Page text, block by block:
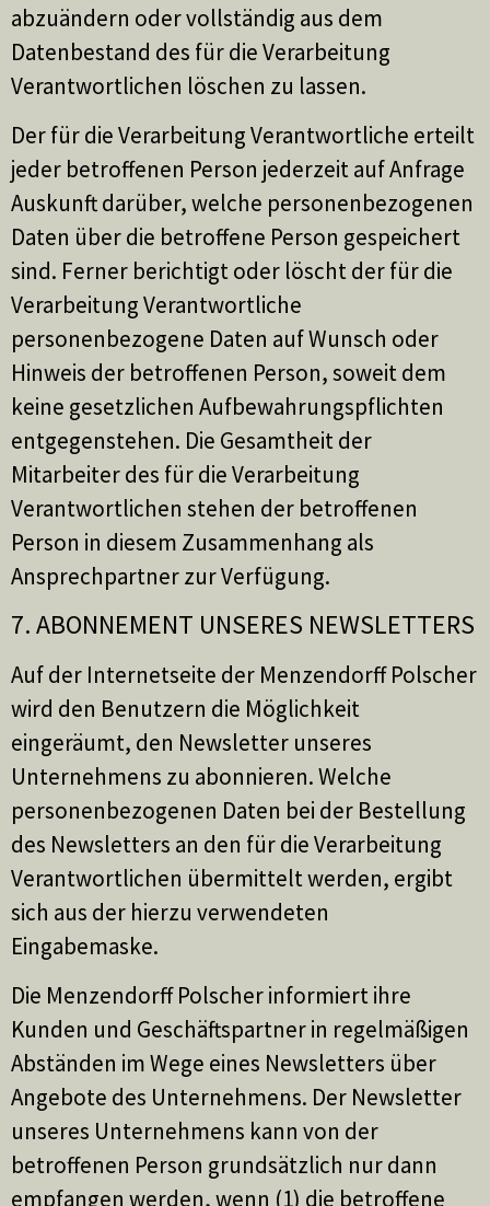
abzuändern oder vollständig aus dem
Datenbestand des für die Verarbeitung
Verantwortlichen löschen zu lassen.
Der für die Verarbeitung Verantwortliche erteilt
jeder betroffenen Person jederzeit auf Anfrage
Auskunft darüber, welche personenbezogenen
Daten über die betroffene Person gespeichert
sind. Ferner berichtigt oder löscht der für die
Verarbeitung Verantwortliche
personenbezogene Daten auf Wunsch oder
Hinweis der betroffenen Person, soweit dem
keine gesetzlichen Aufbewahrungspflichten
entgegenstehen. Die Gesamtheit der
Mitarbeiter des für die Verarbeitung
Verantwortlichen stehen der betroffenen
Person in diesem Zusammenhang als
Ansprechpartner zur Verfügung.
7. ABONNEMENT UNSERES NEWSLETTERS
Auf der Internetseite der Menzendorff Polscher
wird den Benutzern die Möglichkeit
eingeräumt, den Newsletter unseres
Unternehmens zu abonnieren. Welche
personenbezogenen Daten bei der Bestellung
des Newsletters an den für die Verarbeitung
Verantwortlichen übermittelt werden, ergibt
sich aus der hierzu verwendeten
Eingabemaske.
Die Menzendorff Polscher informiert ihre
Kunden und Geschäftspartner in regelmäßigen
Abständen im Wege eines Newsletters über
Angebote des Unternehmens. Der Newsletter
unseres Unternehmens kann von der
betroffenen Person grundsätzlich nur dann
empfangen werden, wenn (1) die betroffene